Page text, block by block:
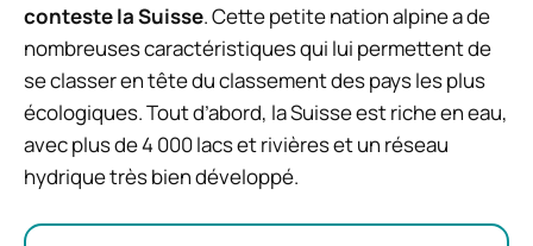
conteste la Suisse. Cette petite nation alpine a de
nombreuses caractéristiques qui lui permettent de
se classer en tête du classement des pays les plus
écologiques. Tout d’abord, la Suisse est riche en eau,
avec plus de 4 000 lacs et rivières et un réseau
hydrique très bien développé.